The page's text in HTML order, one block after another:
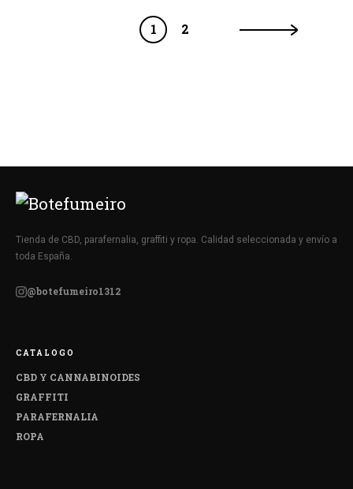
1 2 →
Tienda de CBD, parafernalia, graffiti y ropa. Calidad seleccionada y envío a
toda España.
@botefumeiro1312
CATALOGO
CBD Y CANNABINOIDES
GRAFFITI
PARAFERNALIA
ROPA